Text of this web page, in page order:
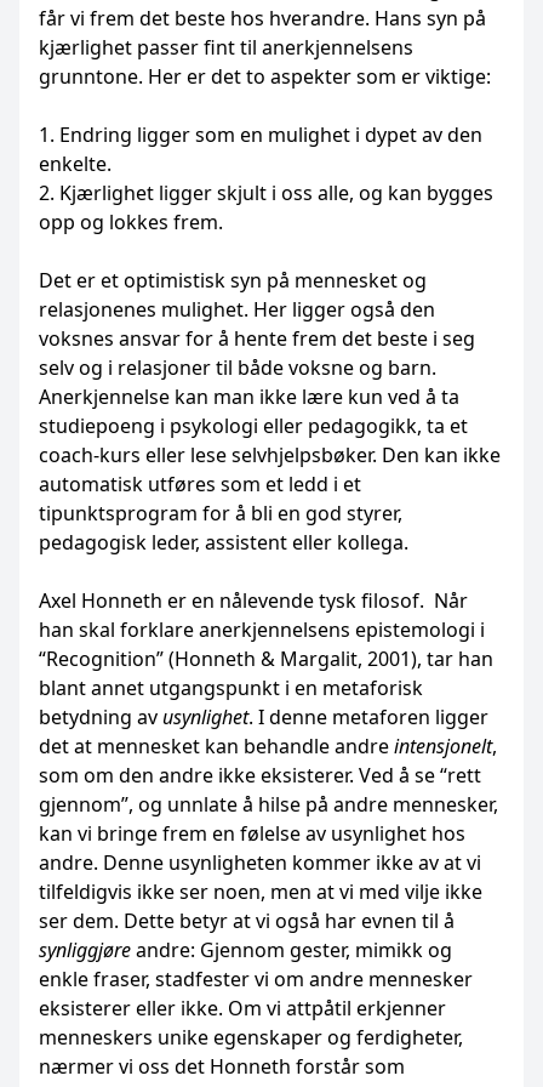
får vi frem det beste hos hverandre. Hans syn på
kjærlighet passer fint til anerkjennelsens
grunntone. Her er det to aspekter som er viktige:
1. Endring ligger som en mulighet i dypet av den
enkelte.
2. Kjærlighet ligger skjult i oss alle, og kan bygges
opp og lokkes frem.
Det er et optimistisk syn på mennesket og
relasjonenes mulighet. Her ligger også den
voksnes ansvar for å hente frem det beste i seg
selv og i relasjoner til både voksne og barn.
Anerkjennelse kan man ikke lære kun ved å ta
studiepoeng i psykologi eller pedagogikk, ta et
coach-kurs eller lese selvhjelpsbøker. Den kan ikke
automatisk utføres som et ledd i et
tipunktsprogram for å bli en god styrer,
pedagogisk leder, assistent eller kollega.
Axel Honneth er en nålevende tysk filosof. Når
han skal forklare anerkjennelsens epistemologi i
“Recognition” (Honneth & Margalit, 2001), tar han
blant annet utgangspunkt i en metaforisk
betydning avusynlighet. I denne metaforen ligger
det at mennesket kan behandle andreintensjonelt,
som om den andre ikke eksisterer. Ved å se “rett
gjennom”, og unnlate å hilse på andre mennesker,
kan vi bringe frem en følelse av usynlighet hos
andre. Denne usynligheten kommer ikke av at vi
tilfeldigvis ikke ser noen, men at vi med vilje ikke
ser dem. Dette betyr at vi også har evnen til å
synliggjøreandre: Gjennom gester, mimikk og
enkle fraser, stadfester vi om andre mennesker
eksisterer eller ikke. Om vi attpåtil erkjenner
menneskers unike egenskaper og ferdigheter,
nærmer vi oss det Honneth forstår som